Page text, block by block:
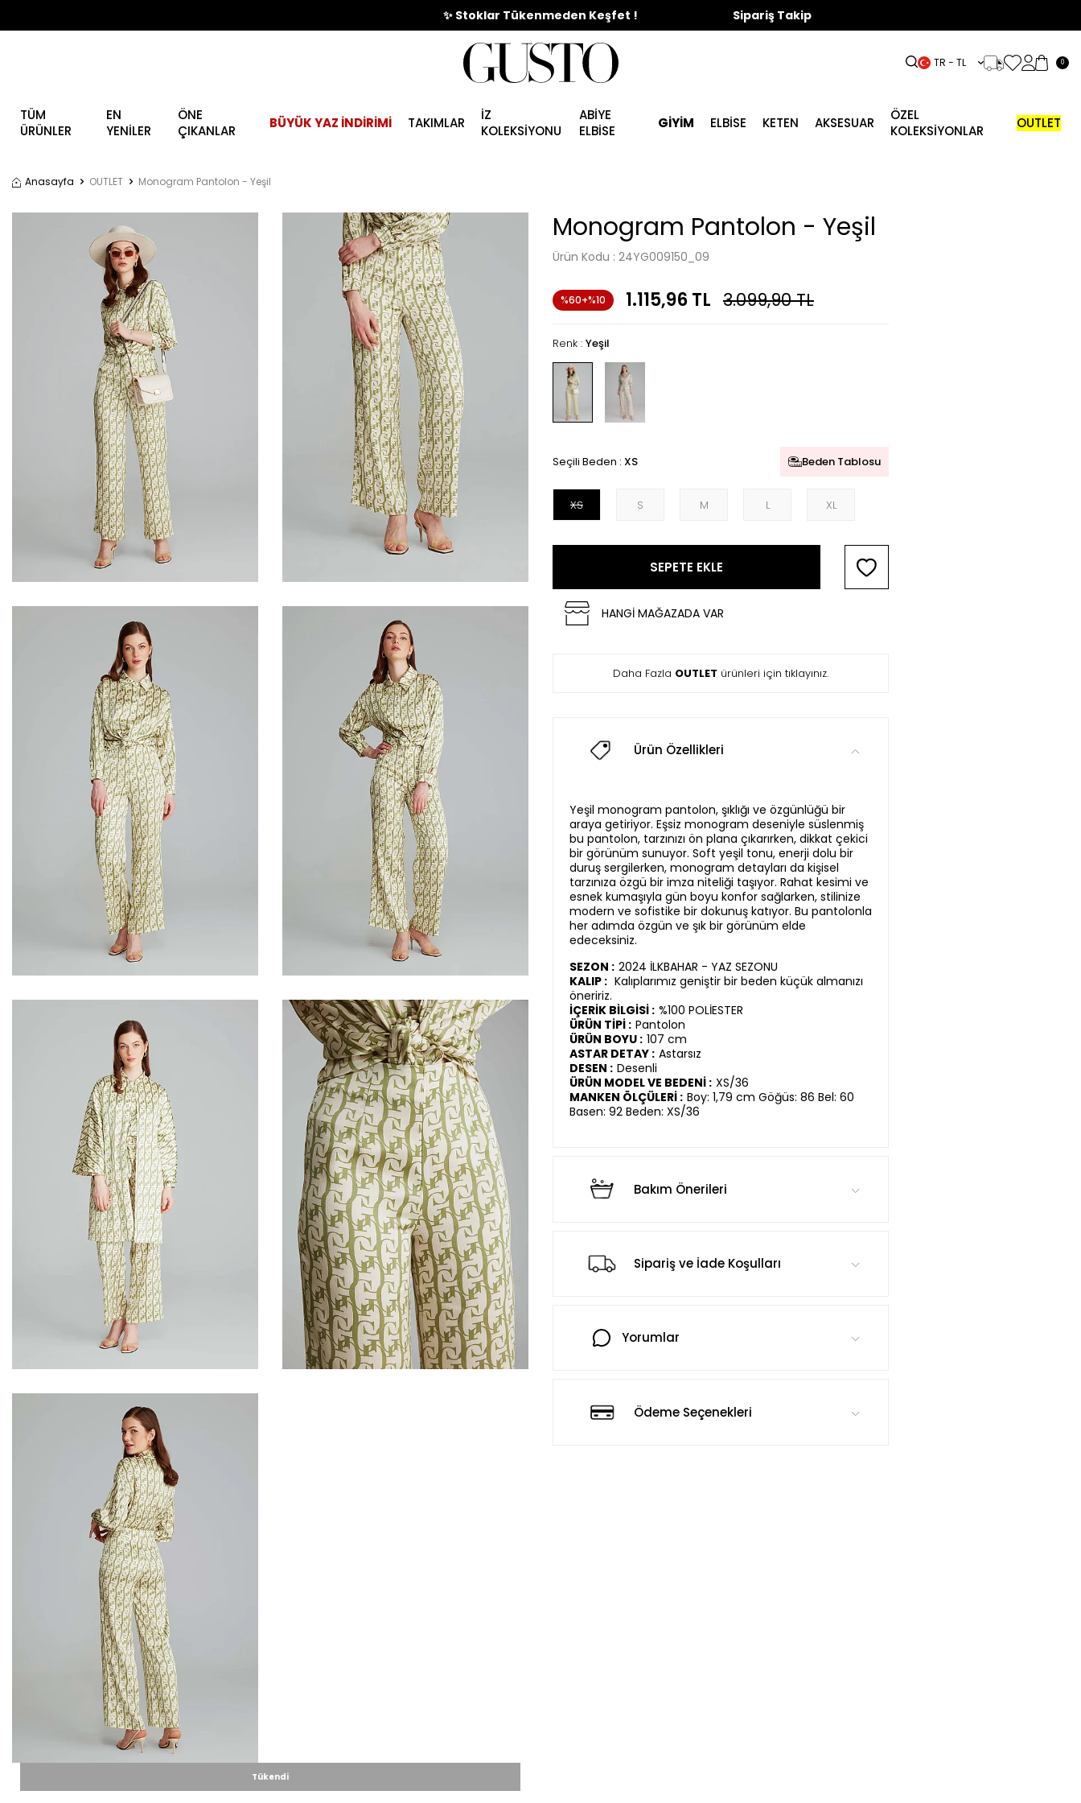
🎉%70'e Varan Büyük Yaz İndirim Başladı !
✨ Stoklar Tükenmeden Keşfet ! Sipariş Takip
TR − TL 0
TÜM
ÜRÜNLER
EN
YENİLER
ÖNE
ÇIKANLAR
BÜYÜK YAZ İNDİRİMİ TAKIMLAR
İZ
KOLEKSİYONU
ABİYE
ELBİSE
GİYİM ELBISE KETEN AKSESUAR
ÖZEL
KOLEKSİYONLAR
OUTLET
Anasayfa OUTLET Monogram Pantolon - Yeşil
Tükendi
Monogram Pantolon - Yeşil
Ürün Kodu : 24YG009150_09
%60+%10 1.115,96TL 3.099,90TL
Renk : Yeşil
Seçili Beden : XS Beden Tablosu
XS S M L XL
SEPETE EKLE
HANGİ MAĞAZADA VAR
Daha Fazla OUTLET ürünleri için tıklayınız.
Ürün Özellikleri
Yeşil monogram pantolon, şıklığı ve özgünlüğü bir
araya getiriyor. Eşsiz monogram deseniyle süslenmiş
bu pantolon, tarzınızı ön plana çıkarırken, dikkat çekici
bir görünüm sunuyor. Soft yeşil tonu, enerji dolu bir
duruş sergilerken, monogram detayları da kişisel
tarzınıza özgü bir imza niteliği taşıyor. Rahat kesimi ve
esnek kumaşıyla gün boyu konfor sağlarken, stilinize
modern ve sofistike bir dokunuş katıyor. Bu pantolonla
her adımda özgün ve şık bir görünüm elde
edeceksiniz.
SEZON : 2024 İLKBAHAR - YAZ SEZONU
KALIP : Kalıplarımız geniştir bir beden küçük almanızı
öneririz.
İÇERİK BİLGİSİ : %100 POLİESTER
ÜRÜN TİPİ : Pantolon
ÜRÜN BOYU : 107 cm
ASTAR DETAY : Astarsız
DESEN : Desenli
ÜRÜN MODEL VE BEDENİ : XS/36
MANKEN ÖLÇÜLERİ : Boy: 1,79 cm Göğüs: 86 Bel: 60
Basen: 92 Beden: XS/36
Bakım Önerileri
Sipariş ve İade Koşulları
Yorumlar
Ödeme Seçenekleri